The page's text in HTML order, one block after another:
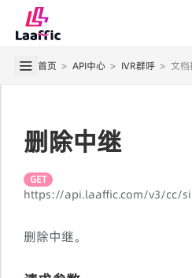
首页 > API中心 > IVR群呼 > 文档
删除中继
GET
https://api.laaffic.com/v3/cc/
删除中继。